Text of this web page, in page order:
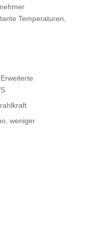
Temperaturen,
weniger